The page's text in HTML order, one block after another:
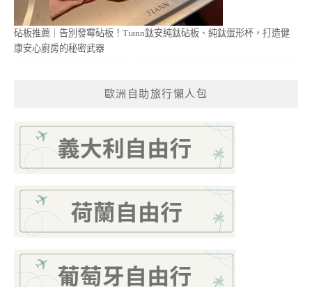
砧板推薦｜告別發霉砧板！Tiann鈦安純鈦砧板、純鈦蛋形杯，打造健
康安心廚房的秘密武器
歐洲自助旅行懶人包